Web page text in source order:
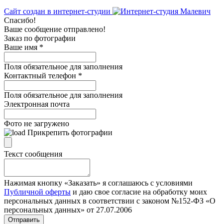
Сайт создан в интернет-студии
Спасибо!
Ваше сообщение отправлено!
Заказ по фотографии
Ваше имя *
Поля обязательное для заполнения
Контактный телефон *
Поля обязательное для заполнения
Электронная почта
Фото не загружено
Прикрепить фотографии
Текст сообщения
Нажимая кнопку «Заказать» я соглашаюсь с условиями
Публичной оферты и даю свое согласие на обработку моих
персональных данных в соответствии с законом №152-ФЗ «О
персональных данных» от 27.07.2006
Отправить